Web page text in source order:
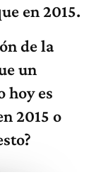
en 2015.
de la
un
hoy es
2015 o